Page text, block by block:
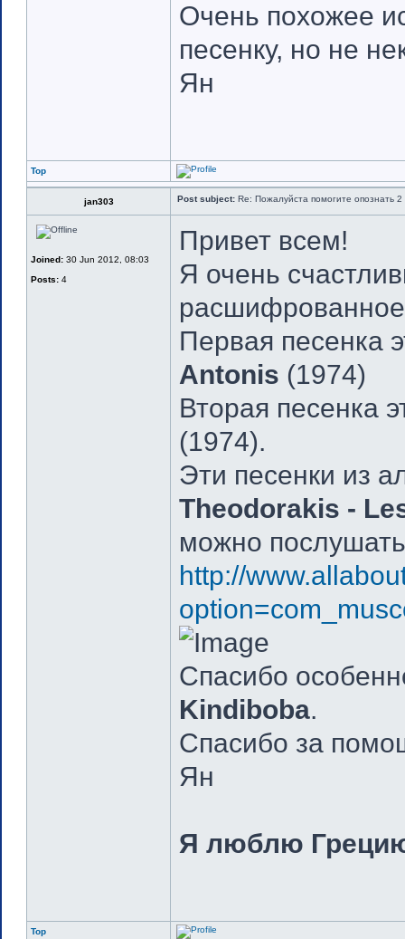
Очень похожее
песенку, но не
Ян
Top
jan303 Post subject: Re: Пожалуйста помогите опознать 2
Joined: 30 Jun 2012, 08:03
Posts: 4
Привет всем!
Я очень
расшифрованное
Первая песенка
Antonis (1974)
Вторая песенка
(1974).
Эти песенки из
Theodorakis -
можно
http://
Спасибо
Kindiboba.
Спасибо за
Ян
Я люблю
Top